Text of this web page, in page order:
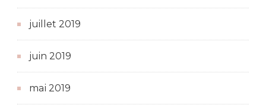
juillet 2019
juin 2019
mai 2019